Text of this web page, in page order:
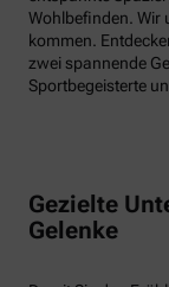
Wohlbefinden. Wir
kommen.
zwei spannende
Sportbegeisterte
Gezielte
Gelenke